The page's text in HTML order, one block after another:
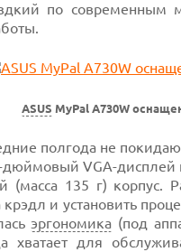
по современным
ASUS MyPal A730W
полгода не
дюймовый VGA-
(масса 135 г)
и установить
эргономика (под
хватает для